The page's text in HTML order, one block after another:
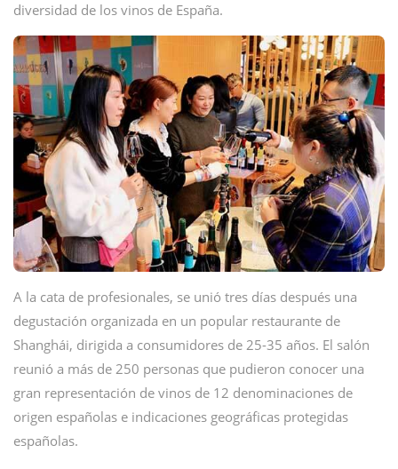
diversidad de los vinos de España.
A la cata de profesionales, se unió tres días después una
degustación organizada en un popular restaurante de
Shanghái, dirigida a consumidores de 25-35 años. El salón
reunió a más de 250 personas que pudieron conocer una
gran representación de vinos de 12 denominaciones de
origen españolas e indicaciones geográficas protegidas
españolas.